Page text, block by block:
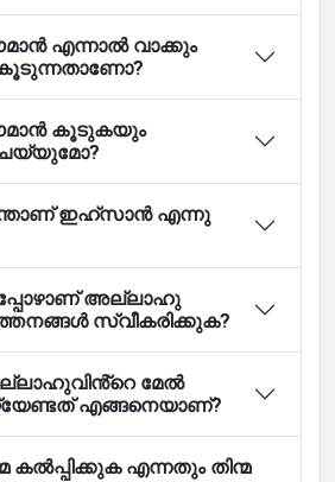
എന്നാൽ വാക്കും
കൂടുകയും
ഇഹ്സാൻ എന്നു
അല്ലാഹു
സ്വീകരിക്കുക?
മേൽ
എങ്ങനെയാണ്?
കൽപ്പിക്കുക എന്നതും തിന്മ